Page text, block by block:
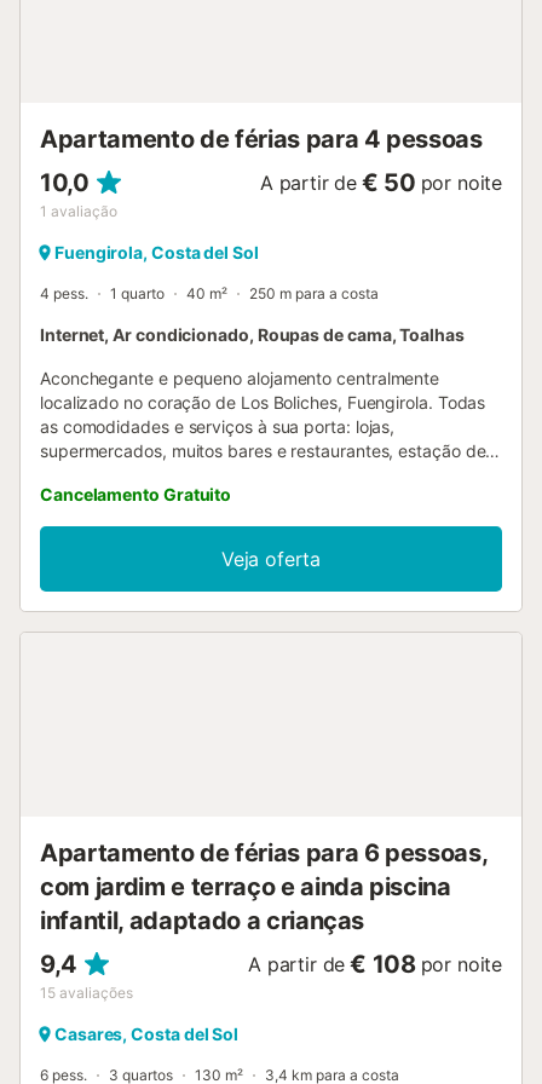
Sevilha a apenas duas horas. Num am...
Apartamento de férias para 4 pessoas
10,0
1 avaliação
A partir de € 50 por noite
Fuengirola, Costa del Sol
4 pess. 1 quarto 40 m² 250 m para a costa
Internet, Ar condicionado, Roupas de cama, Toalhas
Aconchegante e pequeno alojamento centralmente
localizado no coração de Los Boliches, Fuengirola. Todas
as comodidades e serviços à sua porta: lojas,
supermercados, muitos bares e restaurantes, estação de
minutos a pé. Apartamento luminoso recentemente
renovado, decorado com carinho e equipado com tudo o
que precisa para uma estadia confortável. O apartamento
consiste numa sala de estar com sofá-cama, TV (apenas
canais espanhóis), área de jantar para 4 pessoas. Cozinha
praias que Fuengirola tem para oferecer!...
Cancelamento Gratuito
Veja oferta
Apartamento de férias para 6 pessoas,
com jardim e terraço e ainda piscina
infantil, adaptado a crianças
9,4
15 avaliações
A partir de € 108 por noite
Casares, Costa del Sol
6 pess. 3 quartos 130 m² 3,4 km para a costa